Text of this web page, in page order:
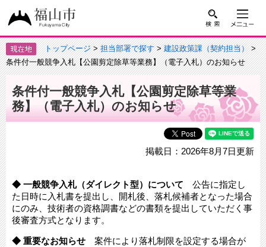
トップページ>担当部署で探す>建設政策課（契約担当）>
条件付一般競争入札【公園剪定除草等業務】（電子入札）のお知らせ
条件付一般競争入札【公園剪定除草等業
務】（電子入札）のお知らせ
掲載日：2026年8月7日更新
◆ 一般競争入札（ダイレクト型）について 公告に指定し
た日時に入札書を提出し、開札後、落札候補者となった場合
にのみ、技術者の資格調書などの書類を提出していただく事
後審査方式となります。
◆ 重要なお知らせ 案件により落札制限を設定する場合が